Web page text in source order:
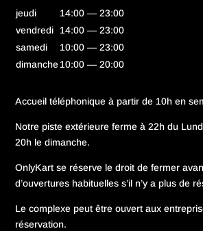
jeudi
14:00 — 23:00
vendredi
14:00 — 23:00
samedi
10:00 — 23:00
dimanche10:00 — 20:00
Accueil téléphonique à partir de 10h en
Notre piste extérieure ferme à 22h du
20h le dimanche.
OnlyKart se réserve le droit de fermer
d’ouvertures habituelles s’il n’y a plus de
Le complexe peut être ouvert aux
réservation.